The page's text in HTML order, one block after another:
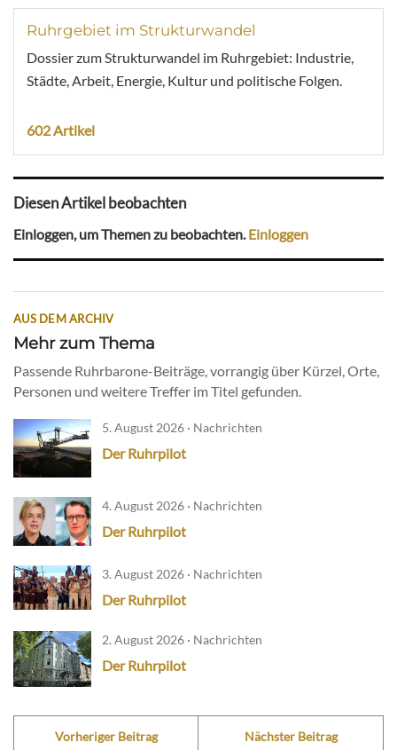
Ruhrgebiet im Strukturwandel
Dossier zum Strukturwandel im Ruhrgebiet: Industrie,
Städte, Arbeit, Energie, Kultur und politische Folgen.
602 Artikel
Diesen Artikel beobachten
Einloggen, um Themen zu beobachten.Einloggen
AUS DEM ARCHIV
Mehr zum Thema
Passende Ruhrbarone-Beiträge, vorrangig über Kürzel, Orte,
Personen und weitere Treffer im Titel gefunden.
5. August 2026 · Nachrichten
Der Ruhrpilot
4. August 2026 · Nachrichten
Der Ruhrpilot
3. August 2026 · Nachrichten
Der Ruhrpilot
2. August 2026 · Nachrichten
Der Ruhrpilot
Vorheriger Beitrag Nächster Beitrag